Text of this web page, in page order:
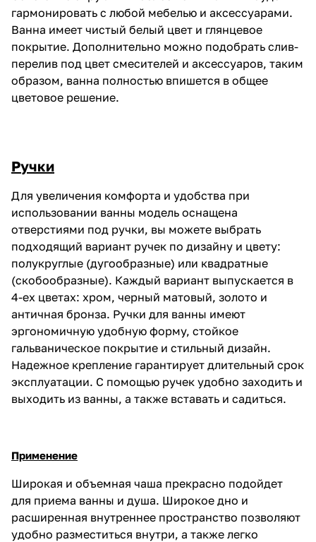
гармонировать с любой мебелью и аксессуарами.
Ванна имеет чистый белый цвет и глянцевое
покрытие. Дополнительно можно подобрать слив-
перелив под цвет смесителей и аксессуаров, таким
образом, ванна полностью впишется в общее
цветовое решение.
Ручки
Для увеличения комфорта и удобства при
использовании ванны модель оснащена
отверстиями под ручки, вы можете выбрать
подходящий вариант ручек по дизайну и цвету:
полукруглые (дугообразные) или квадратные
(скобообразные). Каждый вариант выпускается в
4-ех цветах: хром, черный матовый, золото и
античная бронза. Ручки для ванны имеют
эргономичную удобную форму, стойкое
гальваническое покрытие и стильный дизайн.
Надежное крепление гарантирует длительный срок
эксплуатации. С помощью ручек удобно заходить и
выходить из ванны, а также вставать и садиться.
Применение
Широкая и объемная чаша прекрасно подойдет
для приема ванны и душа. Широкое дно и
расширенная внутреннее пространство позволяют
удобно разместиться внутри, а также легко